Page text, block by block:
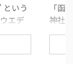
という
エデ
に行
気な
や披露
「函
神社
道っ
いと